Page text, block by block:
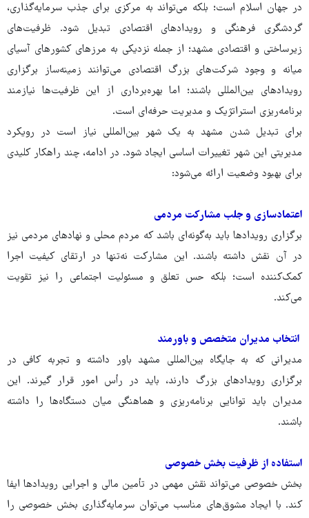
در جهان اسلام است؛ بلکه می‌تواند به مرکزی برای جذب سرمایه‌گذاری،
گردشگری فرهنگی و رویدادهای اقتصادی تبدیل شود. ظرفیت‌های
زیرساختی و اقتصادی مشهد؛ از جمله نزدیکی به مرزهای کشورهای آسیای
میانه و وجود شرکت‌های بزرگ اقتصادی می‌توانند زمینه‌ساز برگزاری
رویدادهای بین‌المللی باشند؛ اما بهره‌برداری از این ظرفیت‌ها نیازمند
برنامه‌ریزی استراتژیک و مدیریت حرفه‌ای است.
برای تبدیل شدن مشهد به یک شهر بین‌المللی نیاز است در رویکرد
مدیریتی این شهر تغییرات اساسی ایجاد شود. در ادامه، چند راهکار کلیدی
برای بهبود وضعیت ارائه می‌شود:
اعتمادسازی و جلب مشارکت مردمی
برگزاری رویدادها باید به‌گونه‌ای باشد که مردم محلی و نهادهای مردمی نیز
در آن نقش داشته باشند. این مشارکت نه‌تنها در ارتقای کیفیت اجرا
کمک‌کننده است؛ بلکه حس تعلق و مسئولیت اجتماعی را نیز تقویت
می‌کند.
انتخاب مدیران متخصص و باورمند
مدیرانی که به جایگاه بین‌المللی مشهد باور داشته و تجربه کافی در
برگزاری رویدادهای بزرگ دارند، باید در رأس امور قرار گیرند. این
مدیران باید توانایی برنامه‌ریزی و هماهنگی میان دستگاه‌ها را داشته
باشند.
استفاده از ظرفیت بخش خصوصی
بخش خصوصی می‌تواند نقش مهمی در تأمین مالی و اجرایی رویدادها ایفا
کند. با ایجاد مشوق‌های مناسب می‌توان سرمایه‌گذاری بخش خصوصی را